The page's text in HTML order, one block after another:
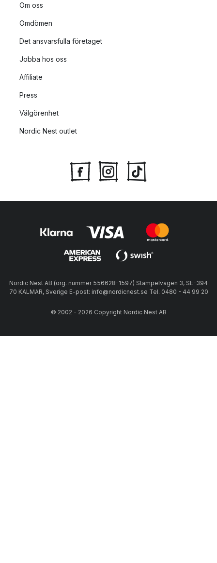
böcker och skolutrustning.
Om oss
Omdömen
Det ansvarsfulla företaget
Jobba hos oss
Affiliate
Press
Välgörenhet
Nordic Nest outlet
Nordic Nest AB (org. nummer 556628-1597) Stämpelvägen 3, SE-394
70 KALMAR, Sverige E-post: info@nordicnest.se Tel. 0480 - 44 99 20
© 2002 - 2026 Copyright Nordic Nest AB